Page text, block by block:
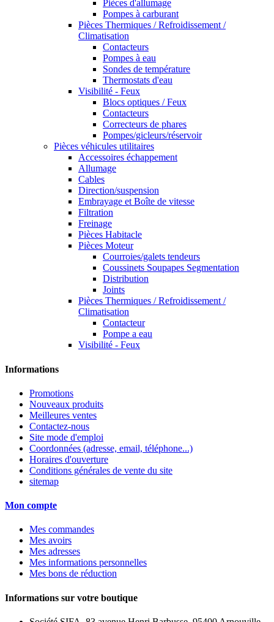
Pièces d'allumage
Pompes à carburant
Pièces Thermiques / Refroidissement /
Climatisation
Contacteurs
Pompes à eau
Sondes de température
Thermostats d'eau
Visibilité - Feux
Blocs optiques / Feux
Contacteurs
Correcteurs de phares
Pompes/gicleurs/réservoir
Pièces véhicules utilitaires
Accessoires échappement
Allumage
Cables
Direction/suspension
Embrayage et Boîte de vitesse
Filtration
Freinage
Pièces Habitacle
Pièces Moteur
Courroies/galets tendeurs
Coussinets Soupapes Segmentation
Distribution
Joints
Pièces Thermiques / Refroidissement /
Climatisation
Contacteur
Pompe a eau
Visibilité - Feux
Informations
Promotions
Nouveaux produits
Meilleures ventes
Contactez-nous
Site mode d'emploi
Coordonnées (adresse, email, téléphone...)
Horaires d'ouverture
Conditions générales de vente du site
sitemap
Mon compte
Mes commandes
Mes avoirs
Mes adresses
Mes informations personnelles
Mes bons de réduction
Informations sur votre boutique